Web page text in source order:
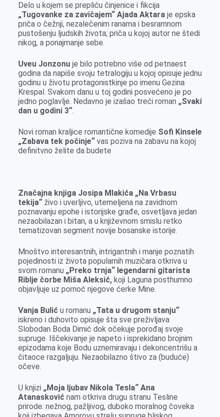
Delo u kojem se prepliću činjenice i fikcija
„Tugovanke za zavičajem“ Ajada Aktaraje epska
priča o čežnji, nezalečenim ranama i besramnom
pustošenju ljudskih života; priča u kojoj autor ne štedi
nikog, a ponajmanje sebe.
Uveu Jonzonuje bilo potrebno više od petnaest
godina da napiše svoju tetralogiju u kojoj opisuje jednu
godinu u životu protagonistkinje po imenu Gezina
Krespal. Svakom danu u toj godini posvećeno je po
jedno poglavlje. Nedavno je izašao treći roman „Svaki
dan u godini 3“.
Novi roman kraljice romantične komedije Sofi Kinsele
„Zabava tek počinje“vas poziva na zabavu na kojoj
definitvno želite da budete
Značajna knjiga Josipa Mlakića „Na Vrbasu
tekija“živo i uverljivo, utemeljena na zavidnom
poznavanju epohe i istorijske građe, osvetljava jedan
nezaobilazan i bitan, a u književnom smislu retko
tematizovan segment novije bosanske istorije.
Mnoštvo interesantnih, intrigantnih i manje poznatih
pojedinosti iz života popularnih muzičara otkriva u
svom romanu „Preko trnja“ legendarni gitarista
Riblje čorbe Miša Aleksić,koji Laguna posthumno
objavljuje uz pomoć njegove ćerke Mine.
Vanja Bulić u romanu „Tata u drugom stanju“
iskreno i duhovito opisuje šta sve preživljava
Slobodan Boda Dimić dok očekuje porođaj svoje
supruge. Iščekivanje je napeto i isprekidano brojnim
epizodama koje Bodu uznemiravaju i dekoncentrišu a
čitaoce razgaljuju. Nezaobilazno štivo za (buduće)
očeve.
U knjizi „Moja ljubav Nikola Tesla“ Ana
Atanasković nam otkriva drugu stranu Tesline
prirode: nežnog, pažljivog, duboko moralnog čoveka